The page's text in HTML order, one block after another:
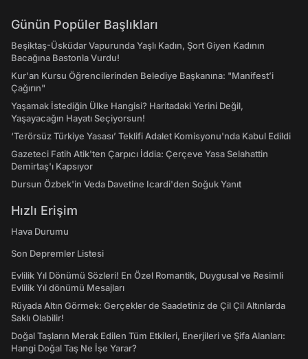
Günün Popüler Başlıkları
Beşiktaş-Üsküdar Vapurunda Yaşlı Kadın, Şort Giyen Kadının
Bacağına Bastonla Vurdu!
Kur'an Kursu Öğrencilerinden Belediye Başkanına: "Manifest’i
Çağırın"
Yaşamak İstediğin Ülke Hangisi? Haritadaki Yerini Değil,
Yaşayacağın Hayatı Seçiyorsun!
‘Terörsüz Türkiye Yasası’ Teklifi Adalet Komisyonu'nda Kabul Edildi
Gazeteci Fatih Atik'ten Çarpıcı İddia: Çerçeve Yasa Selahattin
Demirtaş'ı Kapsıyor
Dursun Özbek'in Veda Davetine Icardi'den Soğuk Yanıt
Hızlı Erişim
Hava Durumu
Son Depremler Listesi
Evlilik Yıl Dönümü Sözleri! En Özel Romantik, Duygusal ve Resimli
Evlilik Yıl dönümü Mesajları
Rüyada Altın Görmek: Gerçekler de Saadetiniz de Çil Çil Altınlarda
Saklı Olabilir!
Doğal Taşların Merak Edilen Tüm Etkileri, Enerjileri ve Şifa Alanları:
Hangi Doğal Taş Ne İşe Yarar?